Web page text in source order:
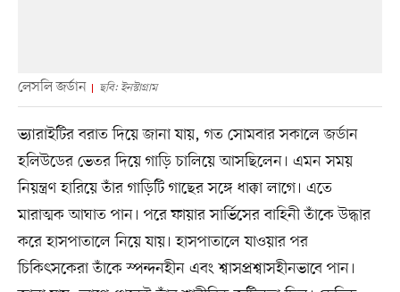
লেসলি জর্ডান ছবি: ইনস্টাগ্রাম
ভ্যারাইটির বরাত দিয়ে জানা যায়, গত সোমবার সকালে জর্ডান
হলিউডের ভেতর দিয়ে গাড়ি চালিয়ে আসছিলেন। এমন সময়
নিয়ন্ত্রণ হারিয়ে তাঁর গাড়িটি গাছের সঙ্গে ধাক্কা লাগে। এতে
মারাত্মক আঘাত পান। পরে ফায়ার সার্ভিসের বাহিনী তাঁকে উদ্ধার
করে হাসপাতালে নিয়ে যায়। হাসপাতালে যাওয়ার পর
চিকিৎসকেরা তাঁকে স্পন্দনহীন এবং শ্বাসপ্রশ্বাসহীনভাবে পান।